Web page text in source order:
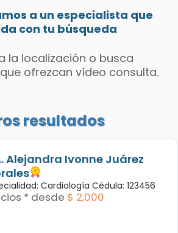
a un especialista que
con tu búsqueda
la localización o busca
ofrezcan vídeo consulta.
resultados
Alejandra Ivonne Juárez
Cardiología Cédula: 123456
* desde $ 2,000